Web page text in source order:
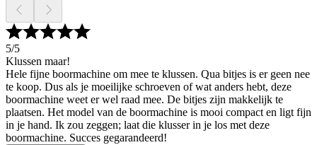
5/5
Klussen maar!
Hele fijne boormachine om mee te klussen. Qua bitjes is er geen nee
te koop. Dus als je moeilijke schroeven of wat anders hebt, deze
boormachine weet er wel raad mee. De bitjes zijn makkelijk te
plaatsen. Het model van de boormachine is mooi compact en ligt fijn
in je hand. Ik zou zeggen; laat die klusser in je los met deze
boormachine. Succes gegarandeerd!